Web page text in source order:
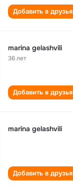
Добавить в друзья
marina gelashvili
36 лет
Добавить в друзья
marina gelashvili
Добавить в друзья